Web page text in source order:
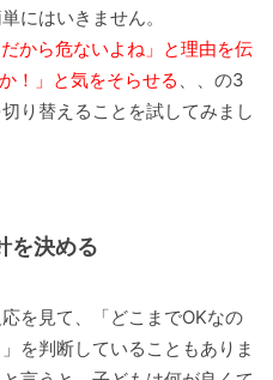
にはいきません。
から危ないよね」と理由を伝
！」と気をそらせる 、、の3
り替えることを試してみまし
を決める
を見て、「どこまでOKなの
を判断していることもありま